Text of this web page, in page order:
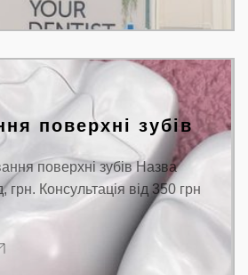
поверхні зубів
поверхні зубів Назва
грн. Консультація від 350 грн